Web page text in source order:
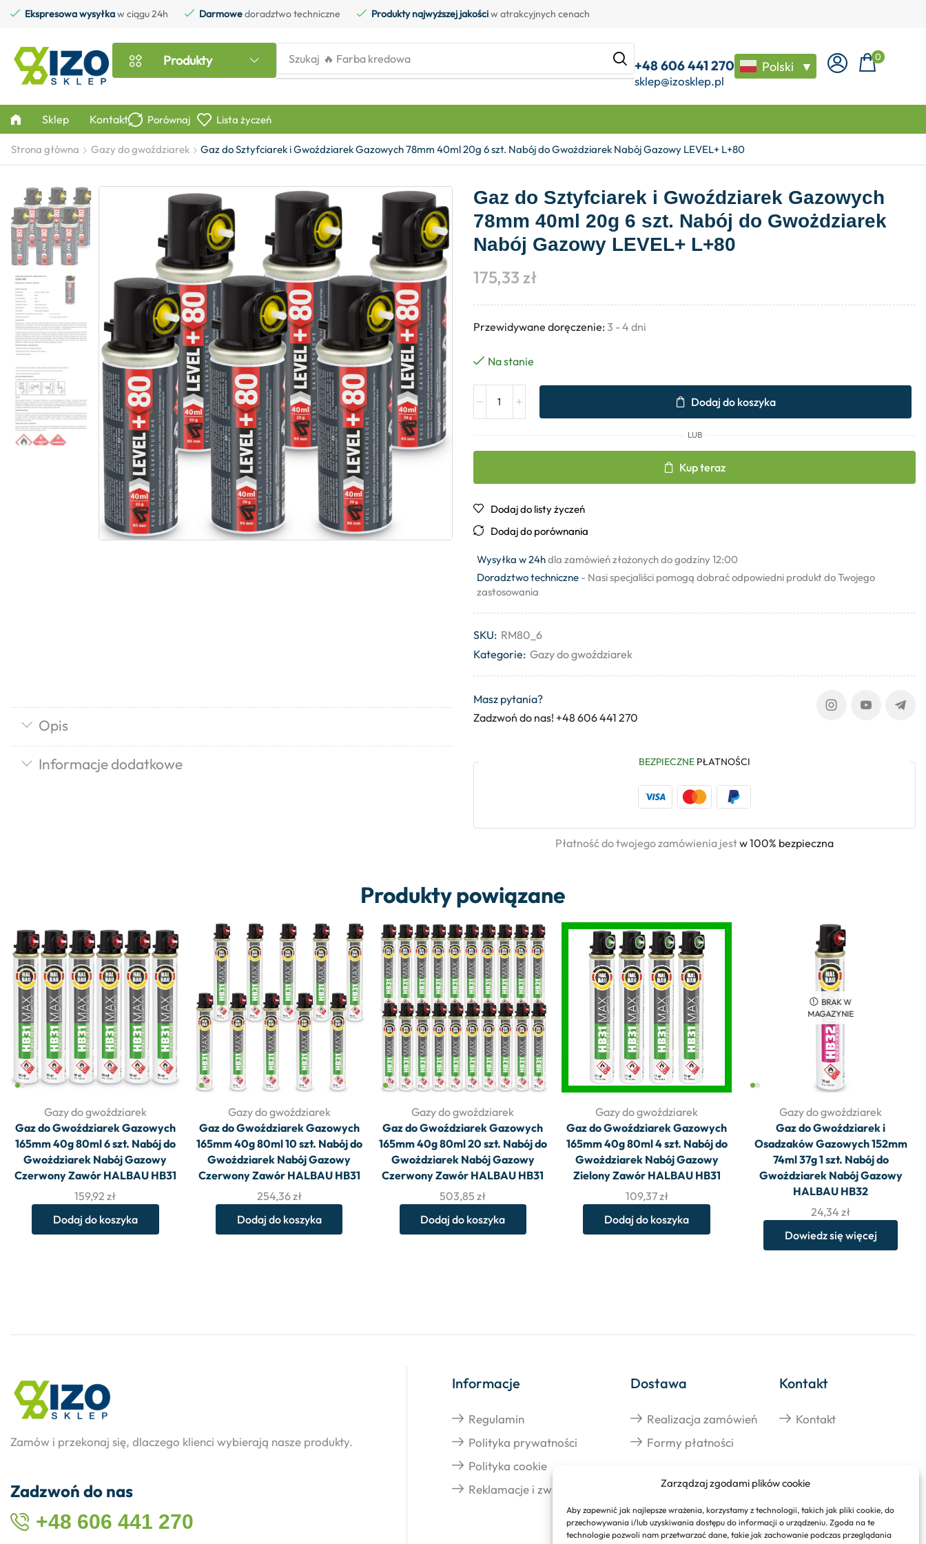
Zarządzaj zgodami plików cookie
Aby zapewnić jak najlepsze wrażenia, korzystamy z technologii, takich jak pliki cookie, do
przechowywania i/lub uzyskiwania dostępu do informacji o urządzeniu. Zgoda na te
technologie pozwoli nam przetwarzać dane, takie jak zachowanie podczas przeglądania
Ekspresowa wysyłkaw ciągu 24h Darmowedoradztwo techniczne Produkty najwyższej jakościw atrakcyjnych cenach
Produkty Szukaj 🔥 Farba kredowa +48 606 441 270
sklep@izosklep.pl
Polski ▼
0
Sklep Kontakt Porównaj Lista życzeń
Strona główna Gazy do gwoździarek Gaz do Sztyfciarek i Gwoździarek Gazowych 78mm 40ml 20g 6 szt. Nabój do Gwożdziarek Nabój Gazowy LEVEL+ L+80
Opis
Informacje dodatkowe
Gaz do Sztyfciarek i Gwoździarek Gazowych
78mm 40ml 20g 6 szt. Nabój do Gwożdziarek
Nabój Gazowy LEVEL+ L+80
175,33 zł
Przewidywane doręczenie: 3 - 4 dni
Na stanie
Dodaj do koszyka
LUB
Kup teraz
Dodaj do listy życzeń
Dodaj do porównania
Wysyłka w 24hdla zamówień złożonych do godziny 12:00
Doradztwo techniczne - Nasi specjaliści pomogą dobrać odpowiedni produkt do Twojego
zastosowania
SKU: RM80_6
Kategorie: Gazy do gwoździarek
Masz pytania?
Zadzwoń do nas! +48 606 441 270
BEZPIECZNE PŁATNOŚCI
Płatność do twojego zamówienia jestw 100% bezpieczna
Produkty powiązane
Gazy do gwoździarek
Gaz do Gwoździarek Gazowych
165mm 40g 80ml 6 szt. Nabój do
Gwożdziarek Nabój Gazowy
Czerwony Zawór HALBAU HB31
159,92zł
Dodaj do koszyka
Gazy do gwoździarek
Gaz do Gwoździarek Gazowych
165mm 40g 80ml 10 szt. Nabój do
Gwożdziarek Nabój Gazowy
Czerwony Zawór HALBAU HB31
254,36zł
Dodaj do koszyka
Gazy do gwoździarek
Gaz do Gwoździarek Gazowych
165mm 40g 80ml 20 szt. Nabój do
Gwożdziarek Nabój Gazowy
Czerwony Zawór HALBAU HB31
503,85zł
Dodaj do koszyka
Gazy do gwoździarek
Gaz do Gwoździarek Gazowych
165mm 40g 80ml 4 szt. Nabój do
Gwożdziarek Nabój Gazowy
Zielony Zawór HALBAU HB31
109,37zł
Dodaj do koszyka
BRAK W
MAGAZYNIE
Gazy do gwoździarek
Gaz do Gwoździarek i
Osadzaków Gazowych 152mm
74ml 37g 1 szt. Nabój do
Gwożdziarek Nabój Gazowy
HALBAU HB32
24,34zł
Dowiedz się więcej
Zamów i przekonaj się, dlaczego klienci wybierają nasze produkty.
Zadzwoń do nas
+48 606 441 270
Informacje
Regulamin
Polityka prywatności
Polityka cookie
Reklamacje i zwroty
Dostawa
Realizacja zamówień
Formy płatności
Kontakt
Kontakt